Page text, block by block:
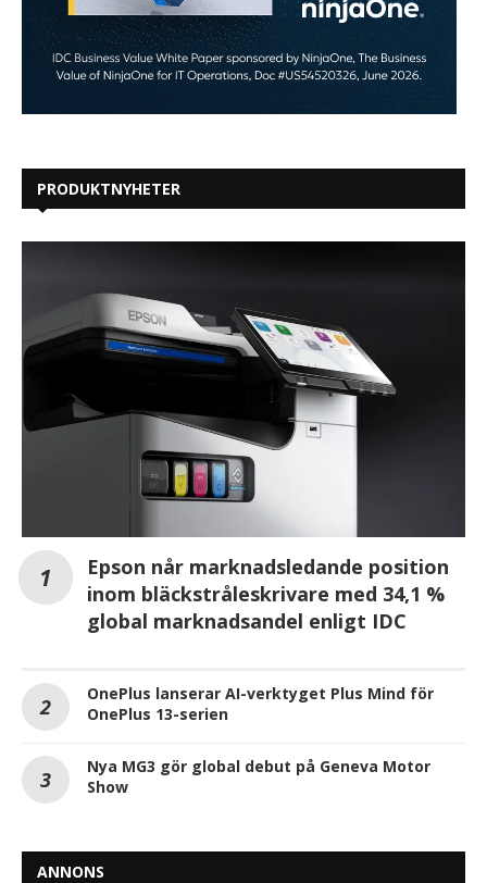
PRODUKTNYHETER
Epson når marknadsledande position
inom bläckstråleskrivare med 34,1 %
global marknadsandel enligt IDC
OnePlus lanserar AI-verktyget Plus Mind för
OnePlus 13-serien
Nya MG3 gör global debut på Geneva Motor
Show
ANNONS